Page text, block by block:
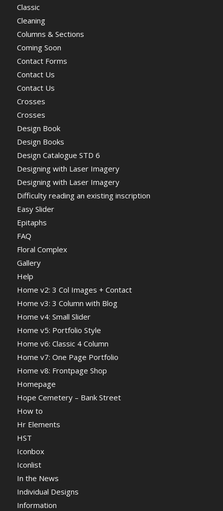
Classic
Cleaning
Columns & Sections
Coming Soon
Contact Forms
Contact Us
Contact Us
Crosses
Crosses
Design Book
Design Books
Design Catalogue STD 6
Designing with Laser Imagery
Designing with Laser Imagery
Difficulty reading an existing inscription
Easy Slider
Epitaphs
FAQ
Floral Complex
Gallery
Help
Home v2: 3 Col Images + Contact
Home v3: 3 Column with Blog
Home v4: Small Slider
Home v5: Portfolio Style
Home v6: Classic 4 Column
Home v7: One Page Portfolio
Home v8: Frontpage Shop
Homepage
Hope Cemetery – Bank Street
How to
Hr Elements
HST
Iconbox
Iconlist
In the News
Individual Designs
Information